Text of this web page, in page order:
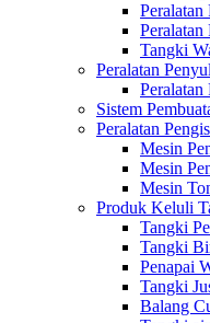
Peralatan
Peralatan
Tangki
Peralatan
Peralatan
Sistem
Peralatan
Mesin
Mesin
Mesin
Produk Keluli
Tangki
Tangki
Penapai
Tangki
Balang